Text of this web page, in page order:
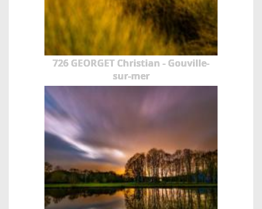
726 GEORGET Christian - Gouville-
sur-mer